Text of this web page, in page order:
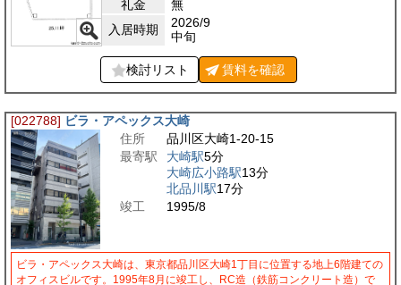
礼金
無
入居時期
2026/9
中旬
検討リスト 賃料を確認
[022788] ビラ・アペックス大崎
住所
品川区大崎1-20-15
最寄駅
大崎駅5分
大崎広小路駅13分
北品川駅17分
竣工
1995/8
ビラ・アペックス大崎は、東京都品川区大崎1丁目に位置する地上6階建ての
オフィスビルです。1995年8月に竣工し、RC造（鉄筋コンクリート造）で